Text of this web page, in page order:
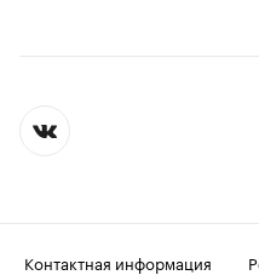
Контактная информация